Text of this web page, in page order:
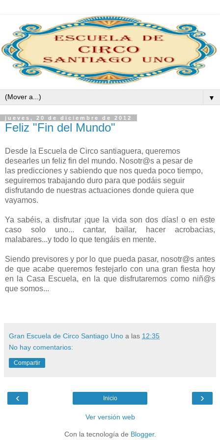
▼
jueves, 20 de diciembre de 2012
Feliz "Fin del Mundo"
Desde la Escuela de Circo santiaguera, queremos
desearles un feliz fin del mundo. Nosotr@s a pesar de
las predicciones y sabiendo que nos queda poco tiempo,
seguiremos trabajando duro para que podáis seguir
disfrutando de nuestras actuaciones donde quiera que
vayamos.
Ya sabéis, a disfrutar ¡que la vida son dos días! o en este
caso solo uno... cantar, bailar, hacer acrobacias,
malabares...y todo lo que tengáis en mente.
Siendo previsores y por lo que pueda pasar, nosotr@s antes
de que acabe queremos festejarlo con una gran fiesta hoy
en la Casa Escuela, en la que disfrutaremos como niñ@s
que somos...
Gran Escuela de Circo Santiago Uno a las 12:35
No hay comentarios:
Compartir
‹ ›
Inicio
Ver versión web
Con la tecnología de Blogger.